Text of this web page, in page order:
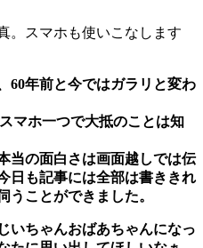
。スマホも使いこなします
60年前と今ではガラリと変わ
マホ一つで大抵のことは知
当の面白さは画面越しでは伝
日も記事には全部は書ききれ
うことができました。
いちゃんおばあちゃんになっ